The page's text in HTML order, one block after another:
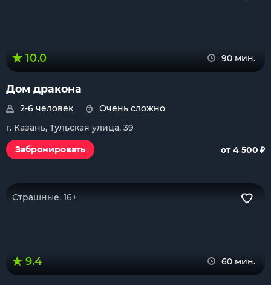
10.0 90 мин.
Дом дракона
2-6 человек
Очень сложно
г. Казань, Тульская улица, 39
Забронировать
от 4 500 ₽
Страшные, 16+
9.4 60 мин.